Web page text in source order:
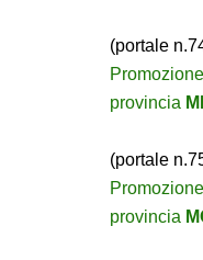
(portale
provincia
(portale
provincia